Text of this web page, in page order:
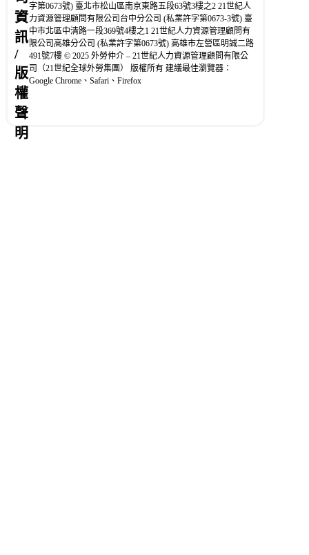
資
訊
/
版
權
聲
明
字第0673號) 臺北市松山區南京東路五段63號3樓之2 21世紀人
力資源管理顧問有限公司台中分公司 (私業許字第0673-3號) 臺
中市北區中清路一段369號4樓之1 21世紀人力資源管理顧問有
限公司高雄分公司 (私業許字第0673號) 高雄市左營區明誠二路
491號7樓 © 2025 外勞仲介 – 21世紀人力資源管理顧問有限公
司（21世紀全球外勞集團） 版權所有 建議最佳瀏覽器：
Google Chrome、Safari、Firefox